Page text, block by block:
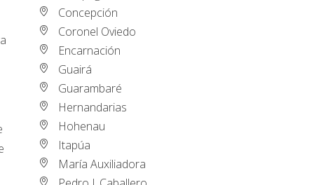
Concepción
Coronel Oviedo
Encarnación
Guairá
Guarambaré
Hernandarias
Hohenau
Itapúa
María Auxiliadora